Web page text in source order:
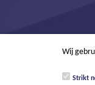
Wij
Strikt